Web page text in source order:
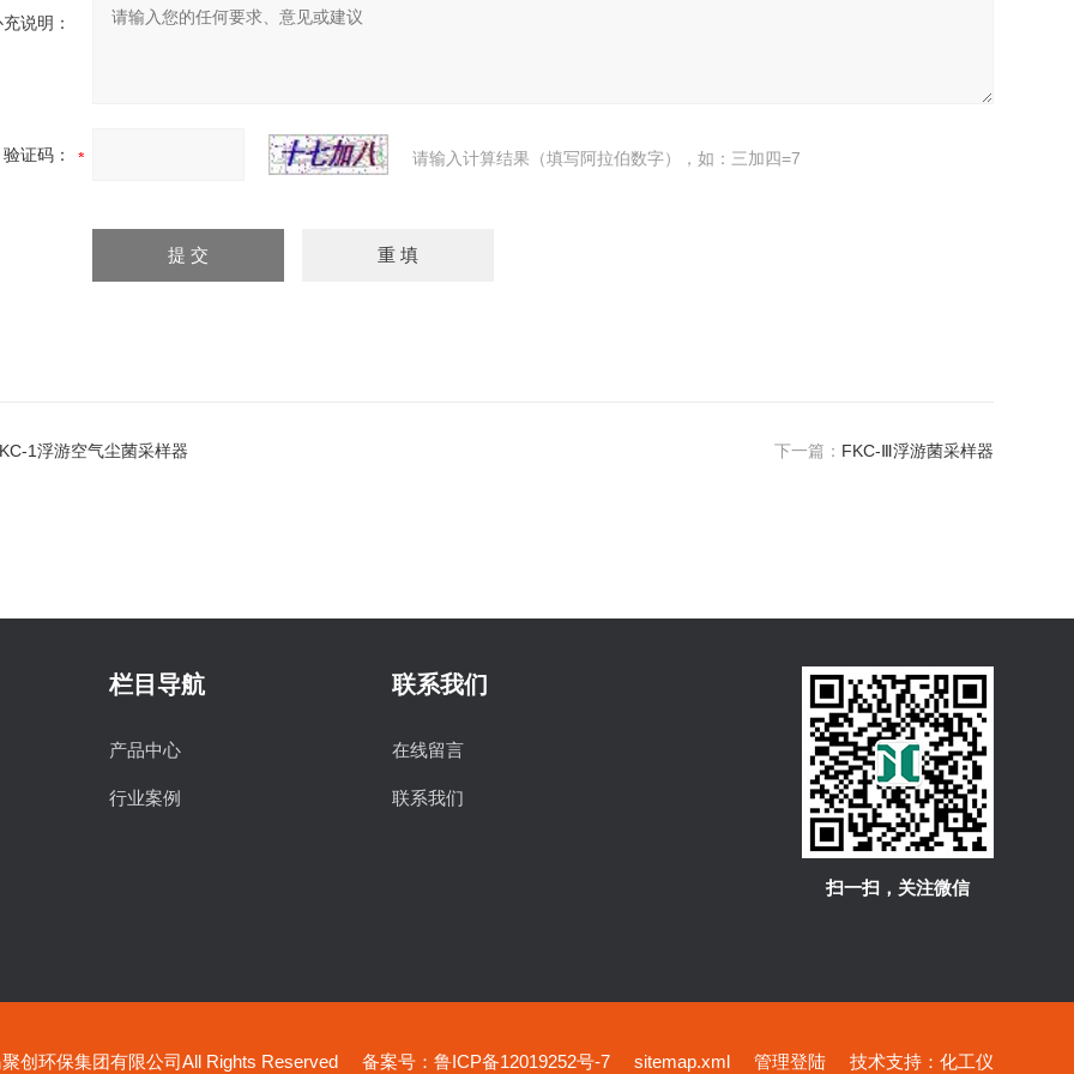
说明：
验证码： 请输入计算结果（填写阿拉伯数字），如：三加四=7
1浮游空气尘菌采样器 下一篇： FKC-Ⅲ浮游菌采样器
栏目导航
产品中心
行业案例
联系我们
在线留言
联系我们
扫一扫，关注微信
创环保集团有限公司All Rights Reserved 备案号：鲁ICP备12019252号-7 sitemap.xml 管理登陆技术支持： 化工仪